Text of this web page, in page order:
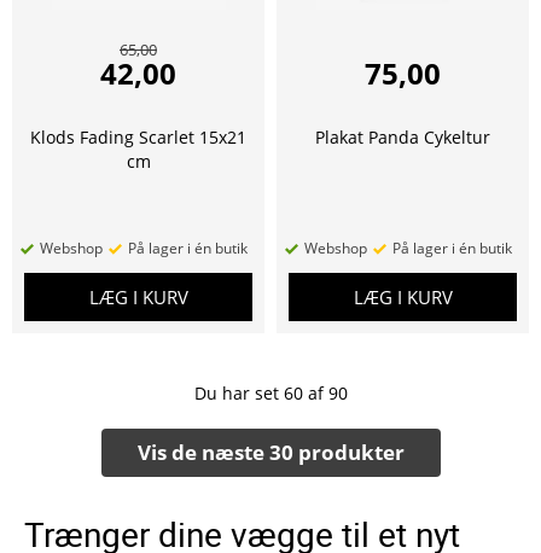
65,00
42,00
Klods Fading Scarlet 15x21
cm
Webshop På lager i én butik
LÆG I KURV
75,00
Plakat Panda Cykeltur
Webshop På lager i én butik
LÆG I KURV
Du har set 60 af 90
Vis de næste 30 produkter
Trænger dine vægge til et nyt